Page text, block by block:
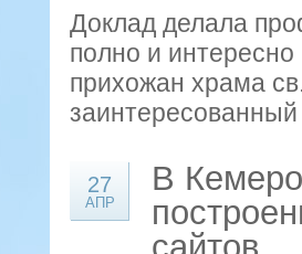
Доклад делала
полно и
прихожан храма
27
АПР
В